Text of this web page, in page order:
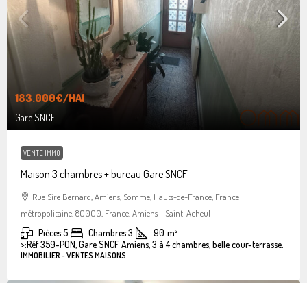
183.000€/HAI
Gare SNCF
VENTE IMMO
Maison 3 chambres + bureau Gare SNCF
Rue Sire Bernard, Amiens, Somme, Hauts-de-France, France
métropolitaine, 80000, France, Amiens - Saint-Acheul
Pièces:5 Chambres:3 90 m²
>:Réf 359-PON, Gare SNCF Amiens, 3 à 4 chambres, belle cour-terrasse.
IMMOBILIER - VENTES MAISONS